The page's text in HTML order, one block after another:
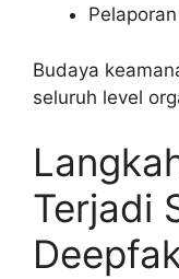
Budaya
seluruh level
Terjadi